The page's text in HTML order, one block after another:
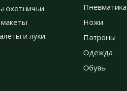
охотничьи
и луки.
Пневматика
Ножи
Патроны
Одежда
Обувь